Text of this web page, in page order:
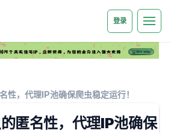
登录
性，代理IP池确保爬虫稳定运行！
匿名性，代理IP池确保